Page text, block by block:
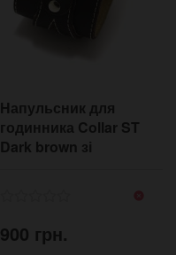
Напульсник для
годинника Collar ST
Dark brown зі
900 грн.